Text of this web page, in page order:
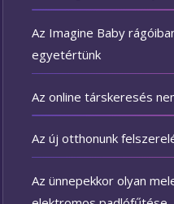
Az Imagine Baby
egyetértünk
Az online társkeresés
Az új otthonunk
Az ünnepekkor olyan